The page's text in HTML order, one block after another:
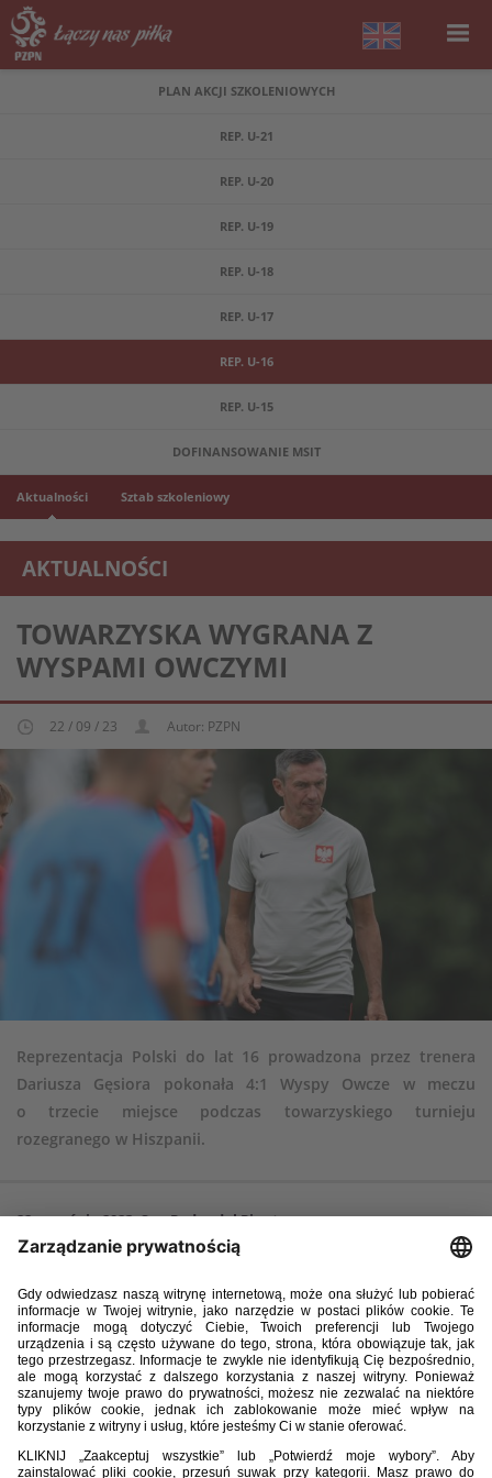
PLAN AKCJI SZKOLENIOWYCH
REP. U-21
REP. U-20
REP. U-19
REP. U-18
REP. U-17
REP. U-16
REP. U-15
DOFINANSOWANIE MSIT
Aktualności Sztab szkoleniowy
AKTUALNOŚCI
REPREZENTACJA MŁODZIEŻOWA U-16
TOWARZYSKA WYGRANA Z
WYSPAMI OWCZYMI
22 / 09 / 23 Autor: PZPN
Reprezentacja Polski do lat 16 prowadzona przez trenera
Dariusza Gęsiora pokonała 4:1 Wyspy Owcze w meczu
o trzecie miejsce podczas towarzyskiego turnieju
rozegranego w Hiszpanii.
22 września 2023, San Pedro del Pinatar
Branki:Maciej Ruszkiewicz 8, Antoni Uchroński 11 Michał Osowski 78,
88 – Rani Johannesem 56.
Polska:(skład wyjściowy) 12. Antoni Błocki - 2. Wojciech Machura, 3.
Dawid Korzeniowski, 4. Hubert Kędziora, 5. Mateusz Cegliński, 8. Maciej
Ruszkiewicz, 10. Sammy Dudek, 11. Antoni Uchroński, 14. Jakub